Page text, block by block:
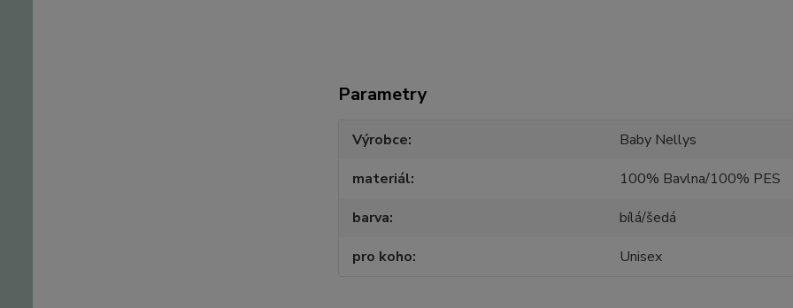
Parametry
Výrobce
Baby Nellys
materiál
100% Bavlna/100% PES
barva
bílá/šedá
pro koho
Unisex